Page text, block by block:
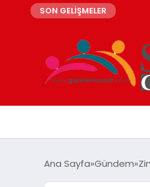
SON GELİŞMELER
Ana Sayfa Gündem